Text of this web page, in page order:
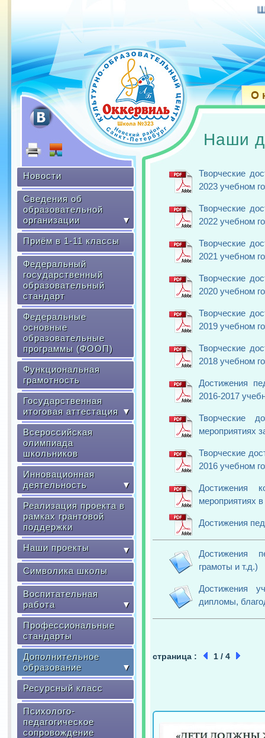
Школа –
Новости
Сведения об
образовательной
организации
▼
Приём в 1-11 классы
Федеральный
государственный
образовательный
стандарт
Федеральные
основные
образовательные
программы (ФООП)
Функциональная
грамотность
Государственная
итоговая аттестация ▼
Всероссийская
олимпиада
школьников
Инновационная
деятельность
▼
Реализация проекта в
рамках грантовой
поддержки
Наши проекты ▼
Символика школы
Воспитательная
работа
▼
Профессиональные
стандарты
Дополнительное
образование
▼
Ресурсный класс
Психолого-
педагогическое
сопровождение
Наши
Творческие
2023 учебном
Творческие
2022 учебном
Творческие
2021 учебном
Творческие
2020 учебном
Творческие
2019 учебном
Творческие
2018 учебном
Достижения
2016-2017
Творческие
мероприятиях
Творческие
2016 учебном
Достижения
мероприятиях
Достижения
Достижения
грамоты и т.д.)
Достижения
дипломы,
страница : 1 / 4